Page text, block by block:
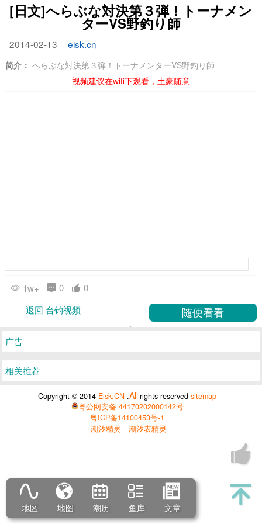
[日文]へらぶな対決第３弾！トーナメン
ターVS野釣り師
2014-02-13 eisk.cn
简介： へらぶな対決第３弾！トーナメンターVS野釣り師
视频建议在wifi下观看，土豪随意
1w+ 0
0
返回 台钓视频
广告
相关推荐
Copyright © 2014 Eisk.CN .Allrights reservedsitemap
粤公网安备 44170202000142号
粤ICP备14100453号-1
潮汐精灵
潮汐表精灵
地区 地图 潮历 鱼库 文章